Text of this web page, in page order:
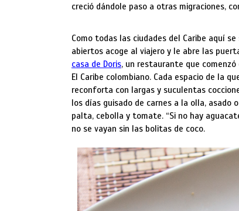
creció dándole paso a otras migraciones,
Como todas las ciudades del Caribe aquí
abiertos acoge al viajero y le abre las
casa de Doris, un restaurante que
El Caribe colombiano. Cada espacio de la
reconforta con largas y suculentas
los días guisado de carnes a la olla, asado
palta, cebolla y tomate. “Si no hay
no se vayan sin las bolitas de coco.